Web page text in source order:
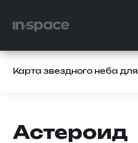
Карта звездного неба
Астероид